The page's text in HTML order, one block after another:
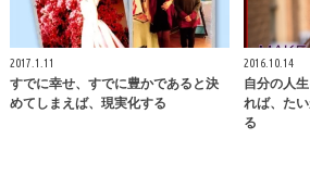
2017.1.11
すでに幸せ、すでに豊かであると決
めてしまえば、現実化する
2016.10.14
自分の人
れば、た
る